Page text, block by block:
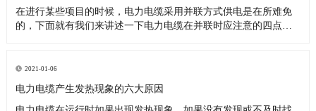
在进行某些项目的时候，电力电缆采用并联方式供电是在所难免
的，下面就有我们来讲述一下电力电缆在并联时应注意的四点情
配基本均匀，不会出现单根电缆负荷过重，提前出现大面积发热
烧毁现象。 2
2021-01-06
电力电缆产生发热现象的六大原因